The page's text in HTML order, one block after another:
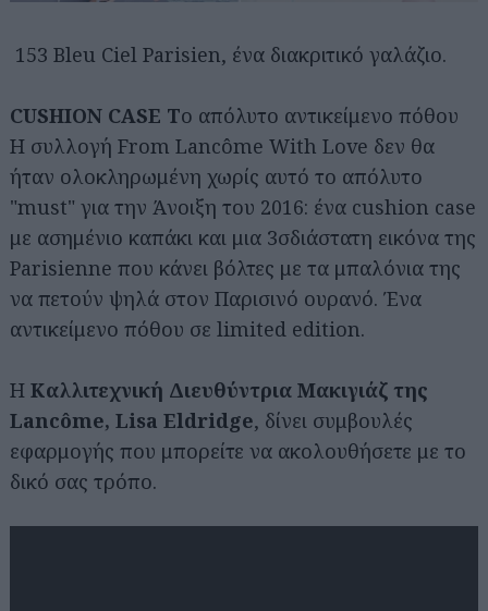
153 Bleu Ciel Parisien, ένα διακριτικό γαλάζιο.
CUSHION CASE Το απόλυτο αντικείμενο πόθου
Η συλλογή From Lancôme With Love δεν θα
ήταν ολοκληρωμένη χωρίς αυτό το απόλυτο
"must" για την Άνοιξη του 2016: ένα cushion case
με ασημένιο καπάκι και μια 3σδιάστατη εικόνα της
Parisienne που κάνει βόλτες με τα μπαλόνια της
να πετούν ψηλά στον Παρισινό ουρανό. Ένα
αντικείμενο πόθου σε limited edition.
Η Καλλιτεχνική Διευθύντρια Μακιγιάζ της
Lancôme, Lisa Eldridge, δίνει συμβουλές
εφαρμογής που μπορείτε να ακολουθήσετε με το
δικό σας τρόπο.